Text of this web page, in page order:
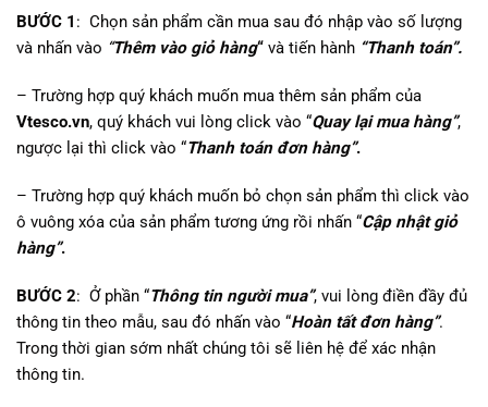
BƯỚC 1 : Chọn sản phẩm cần mua sau đó nhập vào số lượng
và nhấn vào “Thêm vào giỏ hàng“ và tiến hành “Thanh toán”.
– Trường hợp quý khách muốn mua thêm sản phẩm của
Vtesco.vn, quý khách vui lòng click vào “Quay lại mua hàng”,
ngược lại thì click vào “Thanh toán đơn hàng”.
– Trường hợp quý khách muốn bỏ chọn sản phẩm thì click vào
ô vuông xóa của sản phẩm tương ứng rồi nhấn “Cập nhật giỏ
hàng”.
BƯỚC 2: Ở phần “Thông tin người mua”, vui lòng điền đầy đủ
thông tin theo mẫu, sau đó nhấn vào “Hoàn tất đơn hàng”.
Trong thời gian sớm nhất chúng tôi sẽ liên hệ để xác nhận
thông tin.